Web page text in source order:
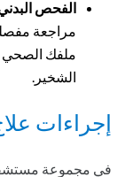
الفحص
مراجعة
ملفك الصحي
الشخير.
إجراءات
في مجموعة